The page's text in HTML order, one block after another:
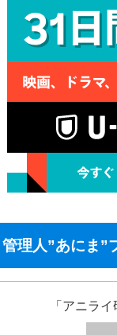
管理人”あにま”
「アニラ